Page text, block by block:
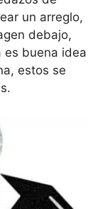
un arreglo,
debajo,
es buena idea
estos se